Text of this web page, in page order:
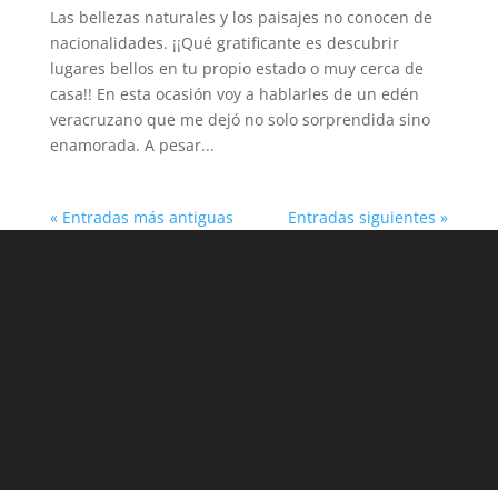
Las bellezas naturales y los paisajes no conocen de
nacionalidades. ¡¡Qué gratificante es descubrir
lugares bellos en tu propio estado o muy cerca de
casa!! En esta ocasión voy a hablarles de un edén
veracruzano que me dejó no solo sorprendida sino
enamorada. A pesar...
« Entradas más antiguas Entradas siguientes »